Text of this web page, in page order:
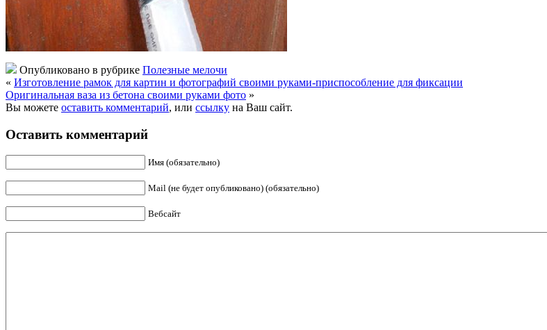
Опубликовано в рубрике Полезные мелочи
« Изготовление рамок для картин и фотографий своими руками-приспособление для фиксации
Оригинальная ваза из бетона своими руками фото »
Вы можете оставить комментарий, или ссылку на Ваш сайт.
Оставить комментарий
Имя (обязательно)
Mail (не будет опубликовано) (обязательно)
Вебсайт